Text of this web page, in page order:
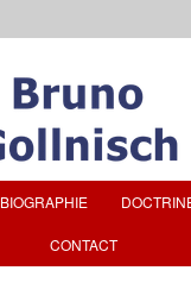
BIOGRAPHIE
CONTACT